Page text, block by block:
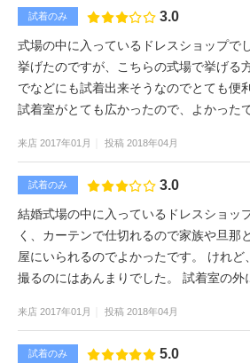
試着のみ 3.0
式場の中に入っているドレスショップで
挙げたのですが、こちらの式場で挙げる
でなどにも試着出来そうなのでとても便
試着室がとても広かったので、よかったで
来店 2017年01月 投稿 2018年04月
試着のみ 3.0
結婚式場の中に入っているドレスショッ
く、カーテンで仕切れるので家族や旦那
屋にいられるのでよかったです。 けれど
撮るのにはあんまりでした。 試着室の外
来店 2017年01月 投稿 2018年04月
試着のみ 5.0